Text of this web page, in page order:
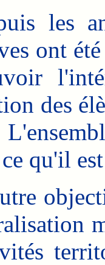
les
ont
des
qu'il